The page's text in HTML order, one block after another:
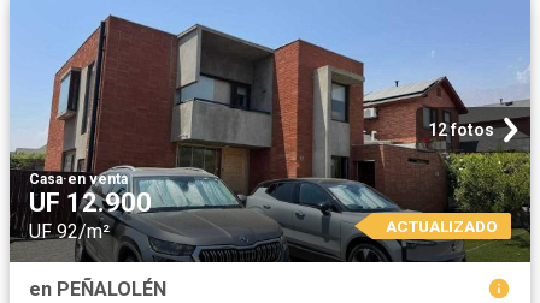
12 fotos
Casa·en venta
UF 12.900
UF 92/m² ACTUALIZADO
en PEÑALOLÉN